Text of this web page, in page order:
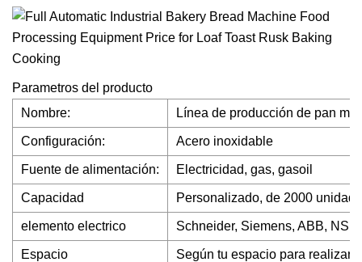
Parametros del producto
Nombre:
Línea de producción de pan
Configuración: Acero inoxidable
Fuente de alimentación: Electricidad, gas, gasoil
Capacidad Personalizado, de 2000
elemento electrico Schneider, Siemens, ABB,
Espacio Según tu espacio para realizar